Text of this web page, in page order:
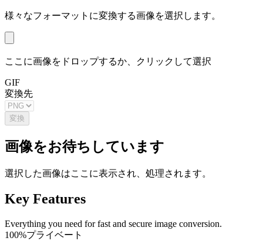
様々なフォーマットに変換する画像を選択します。
ここに画像をドロップするか、クリックして選択
GIF
変換先
変換
画像をお待ちしています
選択した画像はここに表示され、処理されます。
Key Features
Everything you need for fast and secure image conversion.
100%プライベート